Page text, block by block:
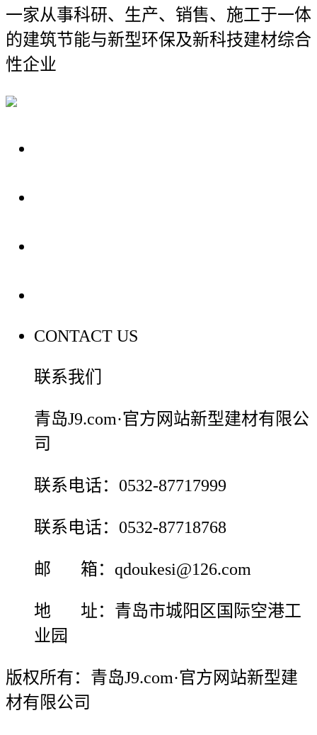
一家从事科研、生产、销售、施工于一体
的建筑节能与新型环保及新科技建材综合
性企业
CONTACT US
联系我们
青岛J9.com·官方网站新型建材有限公
司
联系电话：0532-87717999
联系电话：0532-87718768
邮 箱：qdoukesi@126.com
地 址：青岛市城阳区国际空港工
业园
版权所有：青岛J9.com·官方网站新型建
材有限公司